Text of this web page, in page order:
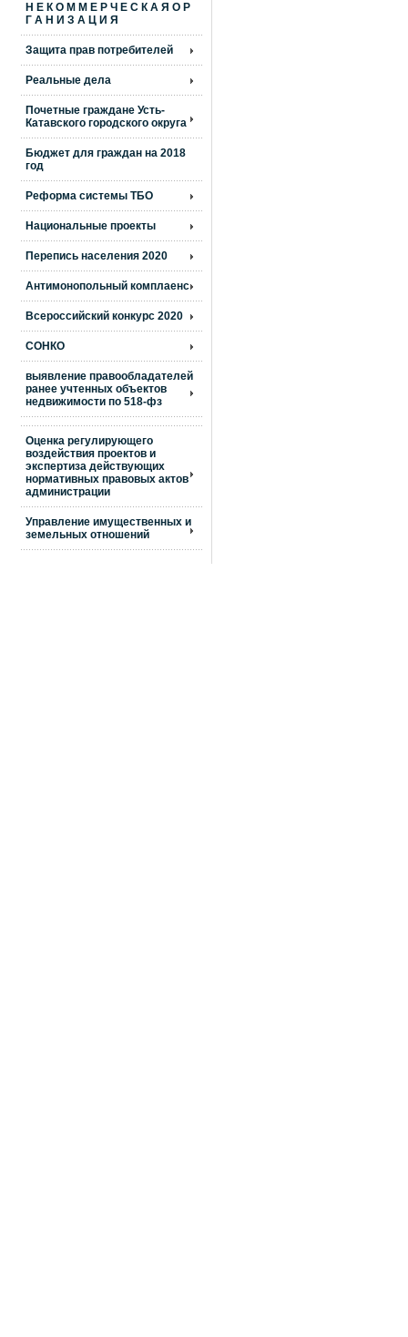
Н Е К О М М Е Р Ч Е С К А Я О Р
Г А Н И З А Ц И Я
Защита прав потребителей
Реальные дела
Почетные граждане Усть-
Катавского городского округа
Бюджет для граждан на 2018
год
Реформа системы ТБО
Национальные проекты
Перепись населения 2020
Антимонопольный комплаенс
Всероссийский конкурс 2020
СОНКО
выявление правообладателей
ранее учтенных объектов
недвижимости по 518-фз
Оценка регулирующего
воздействия проектов и
экспертиза действующих
нормативных правовых актов
администрации
Управление имущественных и
земельных отношений